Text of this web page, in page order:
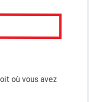
où vous avez